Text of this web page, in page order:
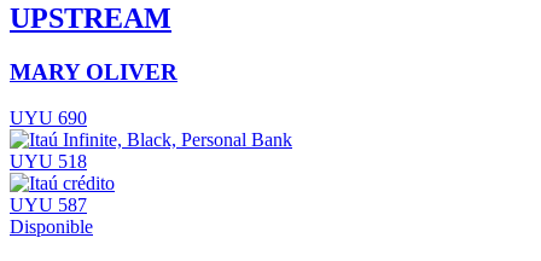
UPSTREAM
MARY OLIVER
UYU 690
UYU 518
UYU 587
Disponible